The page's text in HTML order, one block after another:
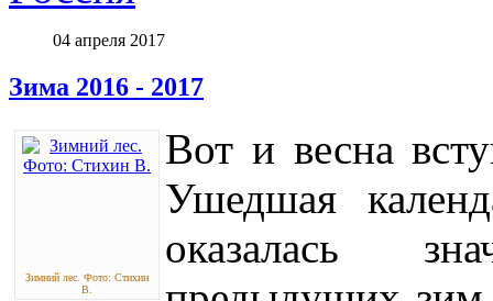
04 апреля 2017
Зима 2016 - 2017
Зимний лес. Фото: Стихин
В.
Вот и весна
Ушедшая
оказалась